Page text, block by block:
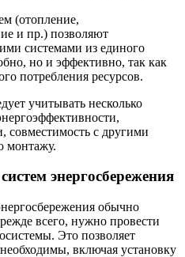
(отопление,
и пр.) позволяют
системами из единого
но и эффективно, так как
потребления ресурсов.
учитывать несколько
совместимость с другими
монтажу.
энергосбережения
обычно
всего, нужно провести
Это позволяет
включая установку